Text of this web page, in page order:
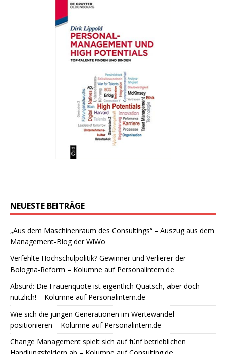
NEUESTE BEITRÄGE
„Aus dem Maschinenraum des Consultings“ – Auszug aus dem
Management-Blog der WiWo
Verfehlte Hochschulpolitik? Gewinner und Verlierer der
Bologna-Reform – Kolumne auf Personalintern.de
Absurd: Die Frauenquote ist eigentlich Quatsch, aber doch
nützlich! – Kolumne auf Personalintern.de
Wie sich die jungen Generationen im Wertewandel
positionieren – Kolumne auf Personalintern.de
Change Management spielt sich auf fünf betrieblichen